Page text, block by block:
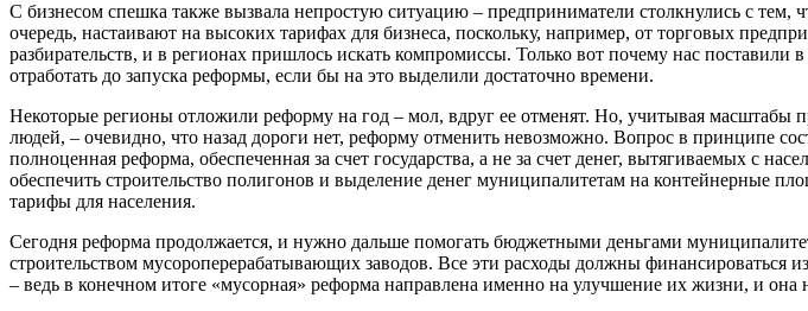
С бизнесом спешка также вызвала непростую ситуацию – предприниматели столкнулись с
очередь, настаивают на высоких тарифах для бизнеса, поскольку, например, от торговых
разбирательств, и в регионах пришлось искать компромиссы. Только вот почему нас
отработать до запуска реформы, если бы на это выделили достаточно времени.
Некоторые регионы отложили реформу на год – мол, вдруг ее отменят. Но, учитывая масштабы
людей, – очевидно, что назад дороги нет, реформу отменить невозможно. Вопрос в принципе
полноценная реформа, обеспеченная за счет государства, а не за счет денег, вытягиваемых с
обеспечить строительство полигонов и выделение денег муниципалитетам на контейнерные
тарифы для населения.
Сегодня реформа продолжается, и нужно дальше помогать бюджетными деньгами
строительством мусороперерабатывающих заводов. Все эти расходы должны финансироваться
– ведь в конечном итоге «мусорная» реформа направлена именно на улучшение их жизни, и